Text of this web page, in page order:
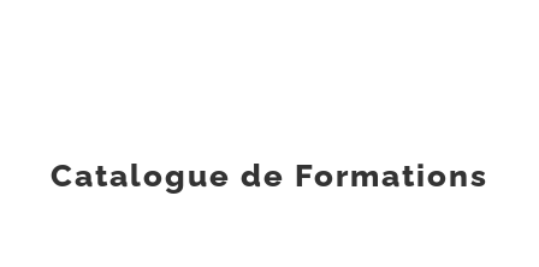
Catalogue de Formations